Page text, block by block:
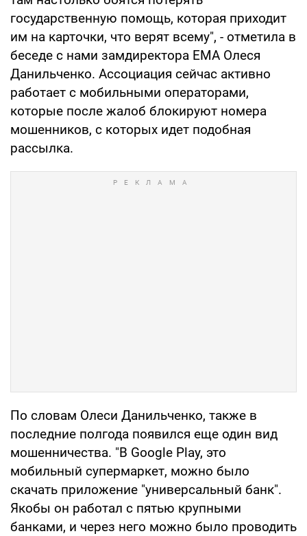
государственную помощь, которая приходит
им на карточки, что верят всему", - отметила в
беседе с нами замдиректора ЕМА Олеся
Данильченко. Ассоциация сейчас активно
работает с мобильными операторами,
которые после жалоб блокируют номера
мошенников, с которых идет подобная
рассылка.
По словам Олеси Данильченко, также в
последние полгода появился еще один вид
мошенничества. "В Google Play, это
мобильный супермаркет, можно было
скачать приложение "универсальный банк".
Якобы он работал с пятью крупными
банками, и через него можно было проводить